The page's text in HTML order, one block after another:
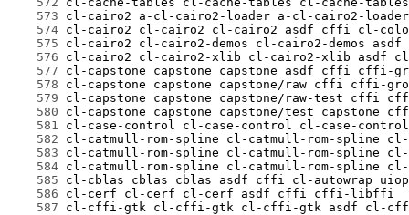
    573
    574
    575
    576
    577
    578
    579
    580
    581
    582
    583
    584
    585
    586
    587